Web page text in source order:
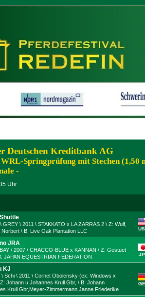
Deutschen Kreditbank AG
Springprüfung mit Stechen (1,50
-
Uhr
GREY \ 2011 \ STAKKATO x LA ZARRAS 2 \ Z: Wulf,
Norbert \ B: Live Oak Plantation LLC
JRA
\ 2007 \ CHACCO-BLUE x KANNAN \ Z: Gestuet
JAPAN EQUESTRIAN FEDERATION
KJ
\ Schi \ 2011 \ Cornet Obolensky (ex: Windows x
Johann u.Johannes Krull Gbr, \ B: Johann
Krull Gbr,Meyer-Zimmermann,Janne Friederike